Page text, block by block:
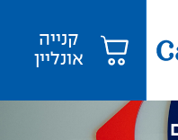
קנייה
אונליין